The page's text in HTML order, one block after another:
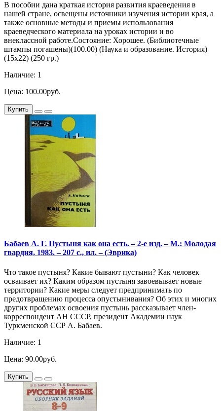
В пособии дана краткая история развития краеведения в
нашей стране, освещены источники изучения истории края, а
также основные методы и приемы использования
краеведческого материала на уроках истории и во
внеклассной работе.Состояние: Хорошее. (Библиотечные
штампы погашены)(100.00) (Наука и образование. История)
(15х22) (250 гр.)
Наличие: 1
Цена: 100.00руб.
Купить
Бабаев А. Г. Пустыня как она есть. – 2-е изд. – М.: Молодая
гвардия, 1983. – 207 с., ил. – (Эврика)
Что такое пустыня? Какие бывают пустыни? Как человек
осваивает их? Каким образом пустыня завоевывает новые
территории? Какие меры следует предпринимать по
предотвращению процесса опустынивания? Об этих и многих
других проблемах освоения пустынь рассказывает член-
корреспондент АН СССР, президент Академии наук
Туркменской ССР А. Бабаев.
Наличие: 1
Цена: 90.00руб.
Купить